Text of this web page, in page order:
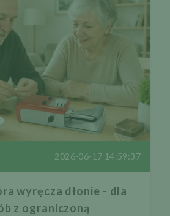
2026-06-17 14:59:37
wyręcza dłonie - dla
z ograniczoną